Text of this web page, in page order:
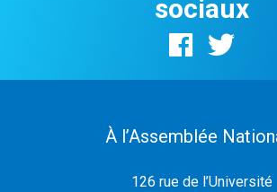
sociaux
À l’Assemblée
126 rue de l’Université